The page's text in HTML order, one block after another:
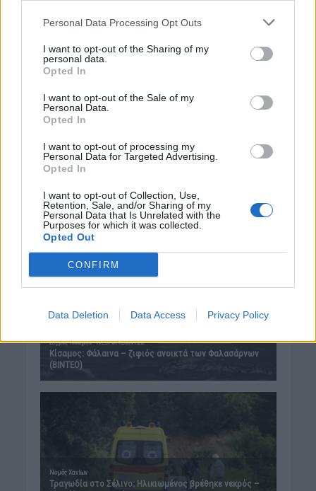
Personal Data Processing Opt Outs
I want to opt-out of the Sharing of my
personal data.
Opted In
I want to opt-out of the Sale of my
Personal Data.
Opted In
I want to opt-out of processing my
Personal Data for Targeted Advertising.
Opted In
I want to opt-out of Collection, Use,
Retention, Sale, and/or Sharing of my
Personal Data that Is Unrelated with the
Purposes for which it was collected.
Opted Out
CONFIRM
Data Deletion Data Access Privacy Policy
δηλώσουν το ακίνητό τους και μετά
6 Αυγούστου 2026 16:53
Χιροσίμα: 81 χρόνια από τον πυρηνικό
όλεθρο που άλλαξε την
6 Αυγούστου 2026 09:42
6 Αυγούστου 2026 08:06
Δημοφιλή αυτή την εβδομάδα